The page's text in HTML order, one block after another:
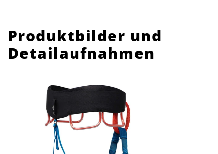
Produktbilder und
Detailaufnahmen